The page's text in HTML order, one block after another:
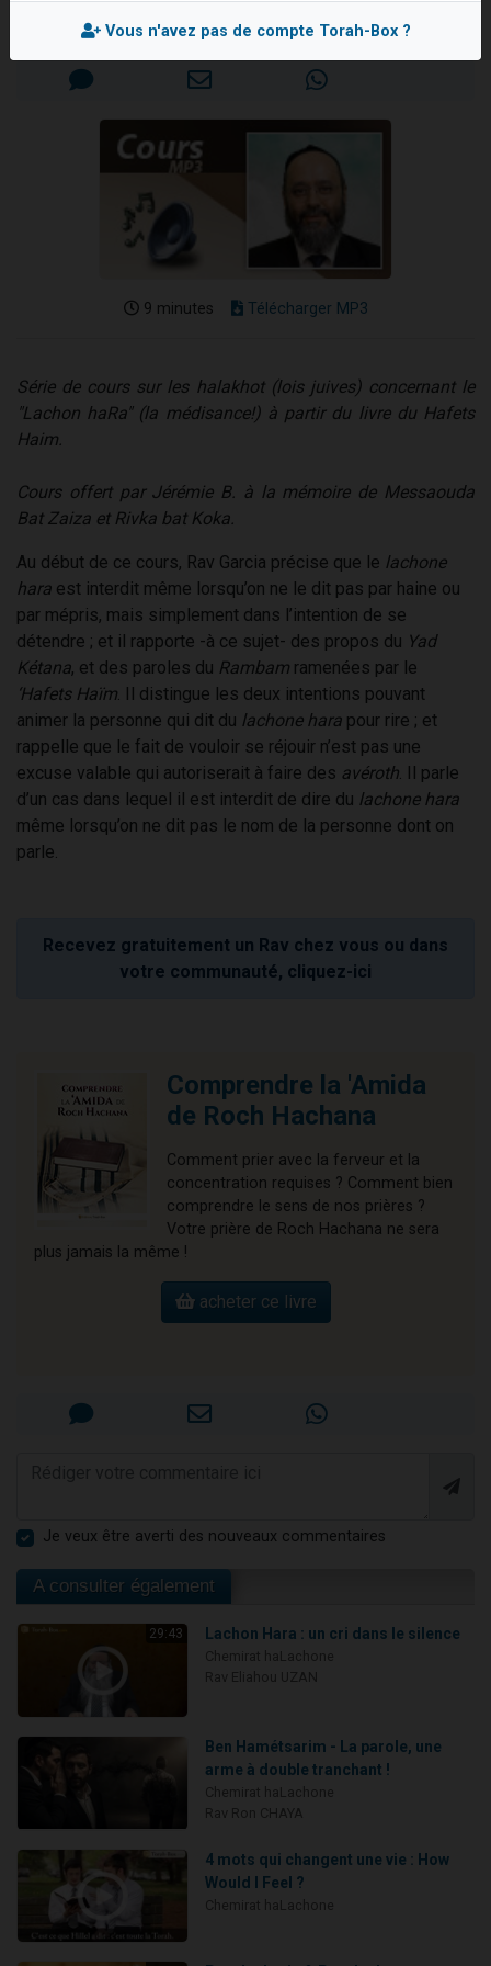
Il reste 49 places pour étudier en groupe sur Zoom
3 personnes viennent de faire un don pour Diane, 80 ans, dans un appartement insalubre
Mis en ligne le Jeudi 22 Mars 2007
9 minutes Télécharger MP3
Série de cours sur les halakhot (lois juives) concernant le
"Lachon haRa" (la médisance!) à partir du livre du Hafets
Haim.
Cours offert par Jérémie B. à la mémoire de Messaouda
Bat Zaiza et Rivka bat Koka.
Au début de ce cours, Rav Garcia précise que le lachone
hara est interdit même lorsqu’on ne le dit pas par haine ou
par mépris, mais simplement dans l’intention de se
détendre ; et il rapporte -à ce sujet- des propos du Yad
Kétana, et des paroles du Rambam ramenées par le
‘Hafets Haïm. Il distingue les deux intentions pouvant
animer la personne qui dit du lachone hara pour rire ; et
rappelle que le fait de vouloir se réjouir n’est pas une
excuse valable qui autoriserait à faire des avéroth. Il parle
d’un cas dans lequel il est interdit de dire du lachone hara
même lorsqu’on ne dit pas le nom de la personne dont on
parle.
Recevez gratuitement un Rav chez vous ou dans
votre communauté, cliquez-ici
Comprendre la 'Amida
de Roch Hachana
Comment prier avec la ferveur et la
concentration requises ? Comment bien
comprendre le sens de nos prières ?
Votre prière de Roch Hachana ne sera
plus jamais la même !
acheter ce livre
Je veux être averti des nouveaux commentaires
A consulter également
29:43 Lachon Hara : un cri dans le silence
Ben Hamétsarim - La parole, une
arme à double tranchant !
4 mots qui changent une vie : How
Would I Feel ?
Vous n'avez pas de compte Torah-Box ?